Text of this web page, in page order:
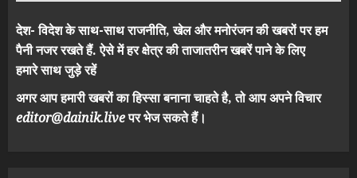
देश- विदेश के साथ-साथ राजनीति, खेल और मनोरंजन की खबरों पर हम
पैनी नजर रखते हैं. ऐसे में हर क्षेत्र की ताजातरीन खबरें पाने के लिए
हमारे साथ जुड़े रहें
अगर आप हमारी खबरों का हिस्सा बनाना चाहते है, तो आप अपने विचार
editor@dainik.liveपर भेज सकते हैं।